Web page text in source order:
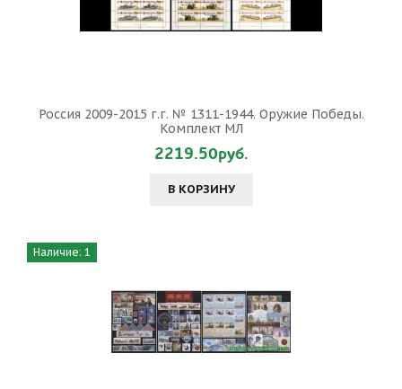
Россия 2009-2015 г.г. № 1311-1944. Оружие Победы.
Комплект МЛ
2219.50руб.
В КОРЗИНУ
Наличие: 1